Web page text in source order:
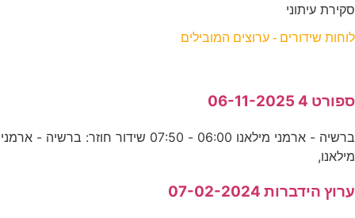
סקירת עיתוני
לוחות שידורים - ערוצים המובילים
ספורט 4 06-11-2025
ברשיה - ארמני מילאנו 06:00 - 07:50 שידור חוזר: ברשיה - ארמני
מילאנו,
ערוץ הידברות 07-02-2024